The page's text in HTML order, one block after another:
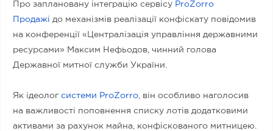
Про заплановану інтеграцію сервісу ProZorro
Продажі до механізмів реалізації конфіскату повідомив
на конференції «Централізація управління державними
ресурсами» Максим Нефьодов, чинний голова
Державної митної служби України.
Як ідеолог системи ProZorro , він особливо наголосив
на важливості поповнення списку лотів додатковими
активами за рахунок майна, конфіскованого митницею.